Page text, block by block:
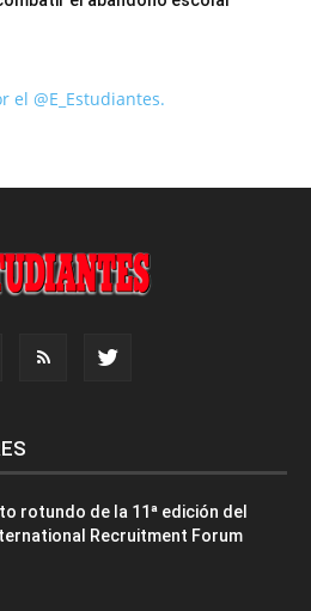
el @E_Estudiantes.
rotundo de la 11ª edición del
Recruitment Forum